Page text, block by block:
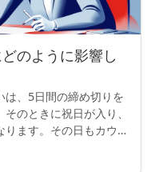
のように影響し
は、5日間の締め切りを
のときに祝日が入り、
ます。その日もカウン
計算をするとき、祝日